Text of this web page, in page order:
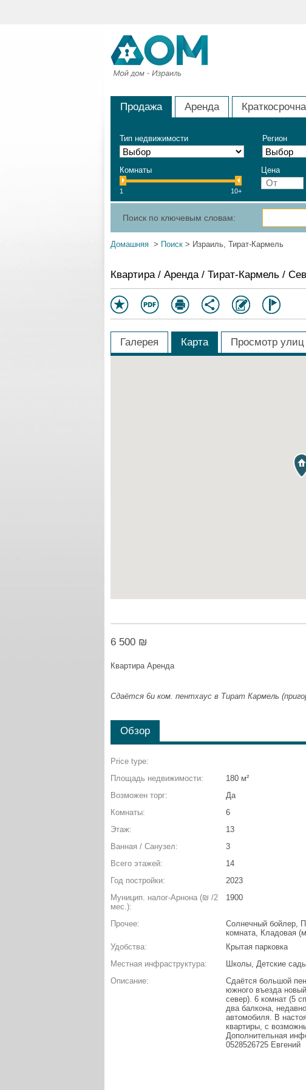
Продажа Аренда
Тип недвижимости Регион
Комнаты
1 10+
Цена
Поиск по ключевым словам:
Домашняя > Поиск > Израиль, Тират-Кармель
Квартира / Аренда / Тират-Кармель /
Галерея Карта Просмотр улиц
6 500 ₪
Квартира Аренда
Сдаётся 6и ком. пентхаус в Тират Кармель
Обзор
Price type:
Площадь недвижимости:
180 м²
Возможен торг:
Да
Комнаты:
6
Этаж:
13
Ванная / Санузел:
3
Всего этажей:
14
Год постройки:
2023
Муницип. налог-Арнона (₪ /2
мес.):
1900
Прочее:
Солнечный бойлер,
комната, Кладовая
Удобства:
Крытая парковка
Местная инфраструктура:
Школы, Детские
Описание:
Сдаётся большой
южного въезда
север). 6 комнат (5
два балкона,
автомобиля. В
квартиры, с
Дополнительная
0528526725 Евгений